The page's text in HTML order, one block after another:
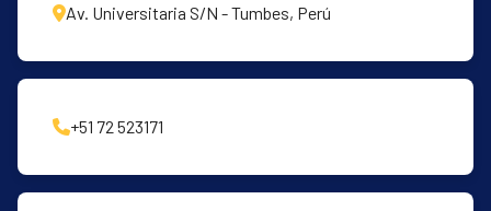
Av. Universitaria S/N - Tumbes, Perú
+51 72 523171